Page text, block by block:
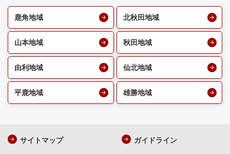
鹿角地域 北秋田地域
山本地域 秋田地域
由利地域 仙北地域
平鹿地域 雄勝地域
サイトマップ ガイドライン